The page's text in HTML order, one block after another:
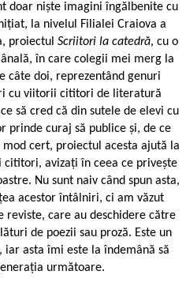
doar niște imagini îngălbenite cu
la nivelul Filialei Craiova a
proiectul Scriitori la catedră, cu o
în care colegii mei merg la
câte doi, reprezentând genuri
cu viitorii cititori de literatură
să cred că din sutele de elevi cu
prinde curaj să publice și, de ce
mod cert, proiectul acesta ajută la
cititori, avizați în ceea ce privește
Nu sunt naiv când spun asta,
acestor întâlniri, ci am văzut
care au deschidere către
de poezii sau proză. Este un
asta îmi este la îndemână să
următoare.